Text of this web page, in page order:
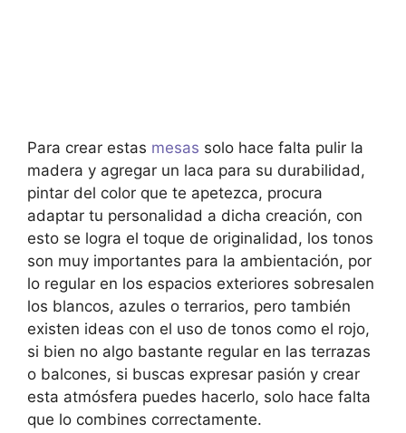
Para crear estas mesas solo hace falta pulir la
madera y agregar un laca para su durabilidad,
pintar del color que te apetezca, procura
adaptar tu personalidad a dicha creación, con
esto se logra el toque de originalidad, los tonos
son muy importantes para la ambientación, por
lo regular en los espacios exteriores sobresalen
los blancos, azules o terrarios, pero también
existen ideas con el uso de tonos como el rojo,
si bien no algo bastante regular en las terrazas
o balcones, si buscas expresar pasión y crear
esta atmósfera puedes hacerlo, solo hace falta
que lo combines correctamente.